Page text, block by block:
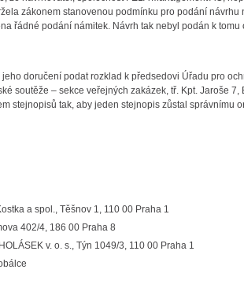
zákonem stanovenou podmínku pro podání
řádné podání námitek. Návrh tak nebyl podán k
doručení podat rozklad k předsedovi Úřadu pro
soutěže – sekce veřejných zakázek, tř. Kpt. Jaroše
stejnopisů tak, aby jeden stejnopis zůstal správnímu
a spol., Těšnov 1, 110 00 Praha 1
402/4, 186 00 Praha 8
v. o. s., Týn 1049/3, 110 00 Praha 1